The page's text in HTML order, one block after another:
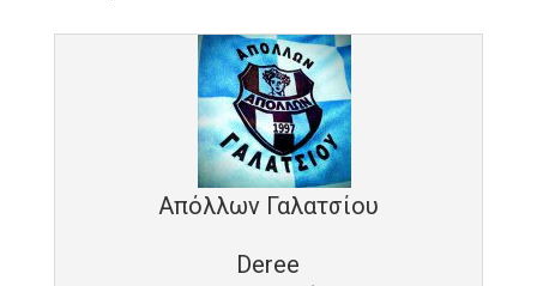
Απόλλων Γαλατσίου
Deree